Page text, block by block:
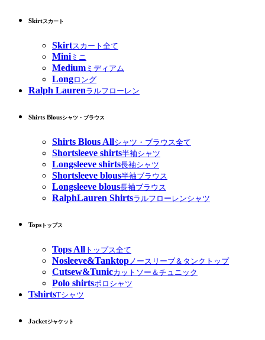
Skirtスカート
Skirtスカート全て
Miniミニ
Medium ミディアム
Longロング
Ralph Laurenラルフローレン
Shirts Blousシャツ・ブラウス
Shirts Blous Allシャツ・ブラウス全て
Shortsleeve shirts半袖シャツ
Longsleeve shirts長袖シャツ
Shortsleeve blous半袖ブラウス
Longsleeve blous長袖ブラウス
RalphLauren Shirtsラルフローレンシャツ
Tops トップス
Tops All トップス全て
Nosleeve&Tanktopノースリーブ＆タンクトップ
Cutsew&Tunicカットソー＆チュニック
Polo shirtsポロシャツ
TshirtsTシャツ
Jacketジャケット